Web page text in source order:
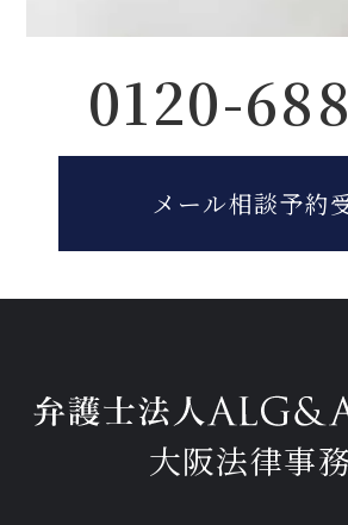
0120-
メール相談予約
大阪法律事